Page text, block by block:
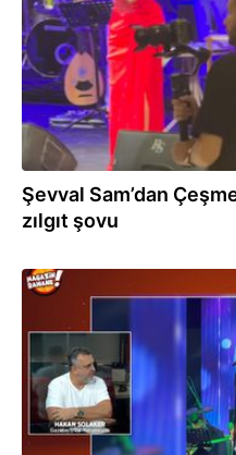
Şevval Sam’dan
zılgıt şovu
12.01.2026